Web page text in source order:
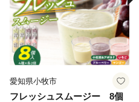
愛知県小牧市
フレッシュスムージー 8個